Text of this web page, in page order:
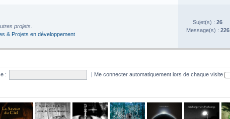
projets.
& Projets en développement
Sujet(s) : 26
Message(s) : 226
: | Me connecter automatiquement lors de chaque visite